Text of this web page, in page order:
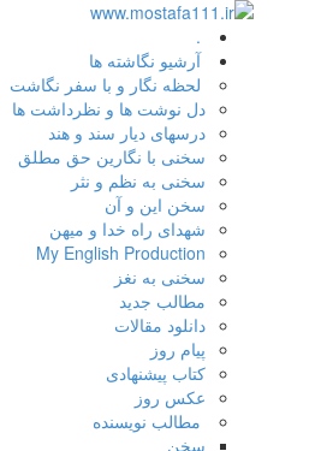
.
آرشیو نگاشته ها
لحظه نگار و با سفر نگاشت
دل نوشت ها و نظرداشت ها
درسهای دیار سند و هند
سخنی با نگارین حق مطلق
سخنی به نظم و نثر
سخن این و آن
شهدای راه خدا و میهن
My English Production
سخنی به نغز
مطالب جدید
دانلود مقالات
پیام روز
کتاب پیشنهادی
عکس روز
مطالب نویسنده
سخن